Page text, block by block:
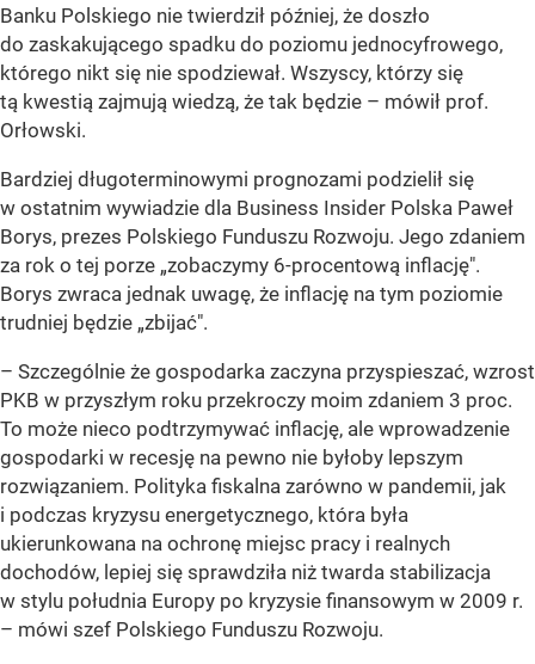
Banku Polskiego nie twierdził później, że doszło
do zaskakującego spadku do poziomu jednocyfrowego,
którego nikt się nie spodziewał. Wszyscy, którzy się
tą kwestią zajmują wiedzą, że tak będzie – mówił prof.
Orłowski.
Bardziej długoterminowymi prognozami podzielił się
w ostatnim wywiadzie dla Business Insider Polska Paweł
Borys, prezes Polskiego Funduszu Rozwoju. Jego zdaniem
za rok o tej porze „zobaczymy 6-procentową inflację".
Borys zwraca jednak uwagę, że inflację na tym poziomie
trudniej będzie „zbijać".
– Szczególnie że gospodarka zaczyna przyspieszać, wzrost
PKB w przyszłym roku przekroczy moim zdaniem 3 proc.
To może nieco podtrzymywać inflację, ale wprowadzenie
gospodarki w recesję na pewno nie byłoby lepszym
rozwiązaniem. Polityka fiskalna zarówno w pandemii, jak
i podczas kryzysu energetycznego, która była
ukierunkowana na ochronę miejsc pracy i realnych
dochodów, lepiej się sprawdziła niż twarda stabilizacja
w stylu południa Europy po kryzysie finansowym w 2009 r.
– mówi szef Polskiego Funduszu Rozwoju.